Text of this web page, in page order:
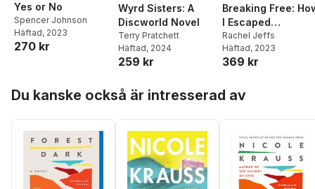
Yes or No
Spencer Johnson
Häftad, 2023
270 kr
Wyrd Sisters: A
Discworld Novel
Terry Pratchett
Häftad, 2024
259 kr
Breaking Free:
I Escaped
Polygamy, the Flds
Cult, and My
Father, Warren
Rachel Jeffs
Häftad, 2023
369 kr
Du kanske också är intresserad av